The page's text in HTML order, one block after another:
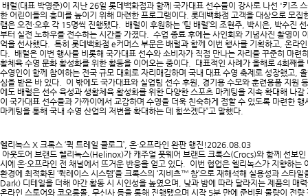
배럴(대표 박영준)이 지난 26일 롯데백화점과 함께 국가대표 선수들이 강사로 나선 '키즈
한 어린이들의 흥미를 높이기 위해 마련한 프로그램이다. 롯데백화점 고객을 대상으로 모
램은 오전·오후 각 15명씩 진행됐다. 배럴이 후원하는 ‘팀 배럴’의 조현주, 박시은, 박수진
부터 실전 노하우를 전수하는 시간을 가졌다. 수업 종료 후에는 사인회와 기념사진 촬영이
억을 선사했다. 특히 롯데백화점 e커머스 부문은 배럴과 함께 이번 행사를 기획하고, 온라
다. 배럴은 이번 행사를 비롯해 국가대표 선수와 소비자가 직접 만나는 자리를 꾸준히 마련
활체육 수영 문화 활성화를 위한 활동을 이어오는 중이다. 대표적인 사례가 올해로 4회째
수영인이 함께 참여하는 전국 규모 대회로 자리매김하며 국내 대표 수영 축제로 성장했고,
심을 받은 바 있다. 이 밖에도 국가대표와 실업팀 선수 후원, 경기용 수모와 훈련용품 지원
에도 배럴은 선수 육성과 생활체육 활성화를 위한 다양한 스포츠 마케팅을 지속 확대해 나
이 국가대표 선수들과 가까이에서 교감하며 수영을 더욱 친숙하게 접할 수 있도록 마련한
마케팅을 통해 국내 수영 산업의 저변을 확대하는 데 힘쓰겠다”고 말했다. ​
헬리녹스 X 크록스 ‘퀵 트레일 클로그’, 온·오프라인 완판 행진! 2026.08.03
아웃도어 브랜드 헬리녹스(Helinox)가 캐주얼 풋웨어 브랜드 크록스(Crocs)와 함께 선보
시에 온·오프라인 전 채널에서 뜨거운 반응을 얻고 있다. 이번 협업은 헬리녹스가 지향하
환경에 최적화된 ‘퀵레이스 시스템’을 크록스의 ‘지비츠™ 참’으로 재해석해 실용성과 스
Dark) 디테일을 더해 야간 활동 시 시인성을 높였으며, 낮과 밤에 따라 달라지는 제품의 매
온라인 스토어와 코오롱몰, 무신사 등을 통해 진행됐으며 시작 5분 만에 준비된 물량이 전